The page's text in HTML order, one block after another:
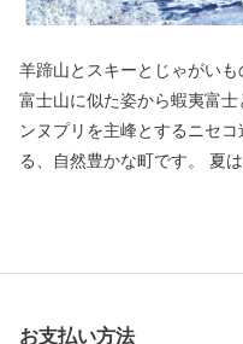
羊蹄山とスキーとじゃがいものまち
富士山に似た姿から蝦夷富
ンヌプリを主峰とするニセ
る、自然豊かな町です。 夏
人気が高く、近年は夏を涼
お支払い方法